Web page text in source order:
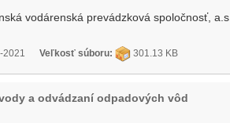
vodárenská prevádzková spoločnosť, a.s.
2021 Veľkosť súboru: 301.13 KB
a odvádzaní odpadových vôd